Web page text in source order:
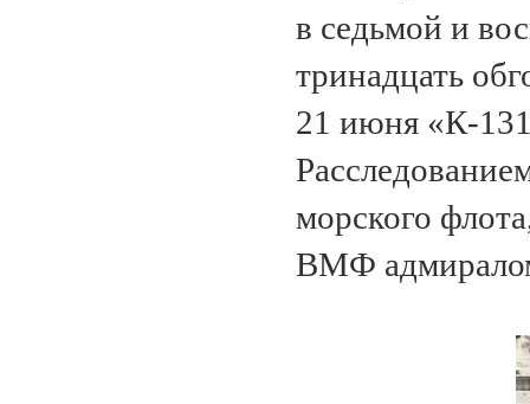
в седьмой и
тринадцать
21 июня «К-
морского
ВМФ